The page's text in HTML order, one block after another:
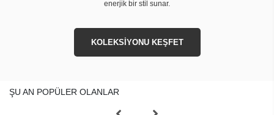
enerjik bir stil sunar.
KOLEKSİYONU KEŞFET
ŞU AN POPÜLER OLANLAR